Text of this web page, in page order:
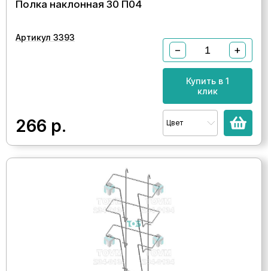
Полка наклонная 30 П04
Артикул 3393
266 р.
− +
Купить в 1
клик
Цвет